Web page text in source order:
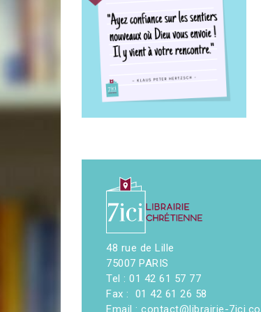
48 rue de Lille
75007 PARIS
Tel : 01 42 61 57 77
Fax : 01 42 61 26 58
Email : contact@librairie-